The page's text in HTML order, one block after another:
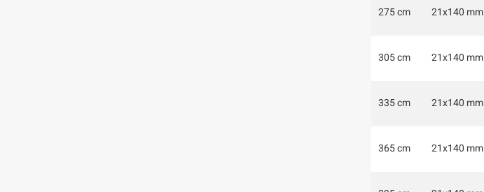
275 cm 21x140 mm
305 cm 21x140 mm
335 cm 21x140 mm
365 cm 21x140 mm